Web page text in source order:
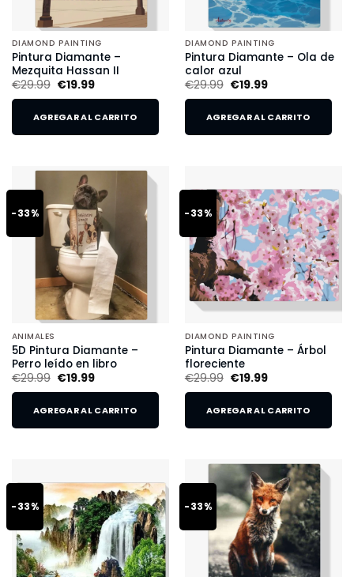
DIAMOND PAINTING
Pintura Diamante –
Mezquita Hassan II
€29.99 €19.99
AGREGAR AL CARRITO
DIAMOND PAINTING
Pintura Diamante – Ola de
calor azul
€29.99 €19.99
AGREGAR AL CARRITO
-33%
ANIMALES
5D Pintura Diamante –
Perro leído en libro
€29.99 €19.99
AGREGAR AL CARRITO
-33%
DIAMOND PAINTING
Pintura Diamante – Árbol
floreciente
€29.99 €19.99
AGREGAR AL CARRITO
-33% -33%